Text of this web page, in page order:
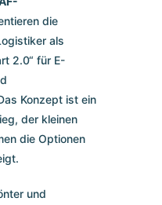
die
als
2.0“ für E-
Konzept ist ein
der kleinen
die Optionen
und